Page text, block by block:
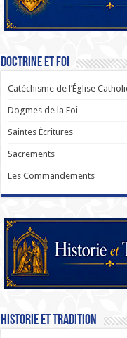
Doctrine et Foi
Catéchisme de l’Église
Dogmes de la Foi
Saintes Écritures
Sacrements
Les Commandements
Historie et Tradition